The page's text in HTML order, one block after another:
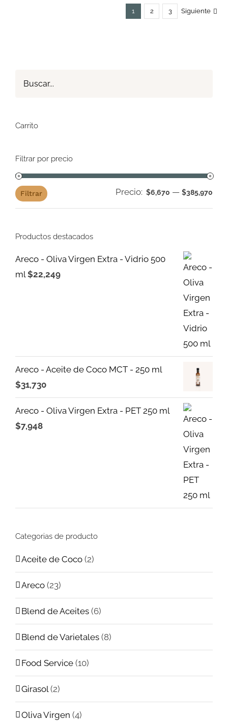
1 2 3 Siguiente
Carrito
Filtrar por precio
Filtrar Precio: $6,670 — $385,970
Productos destacados
Areco - Oliva Virgen Extra - Vidrio 500
ml $22,249
Areco - Aceite de Coco MCT - 250 ml
$31,730
Areco - Oliva Virgen Extra - PET 250 ml
$7,948
Categorias de producto
Aceite de Coco (2)
Areco (23)
Blend de Aceites (6)
Blend de Varietales (8)
Food Service (10)
Girasol (2)
Oliva Virgen (4)